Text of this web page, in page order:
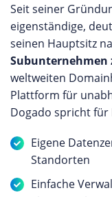
Seit seiner
eigenständige,
seinen Hauptsitz
Subunternehmen
weltweiten
Plattform für
Dogado spricht
Eigene
Standorten
Einfache